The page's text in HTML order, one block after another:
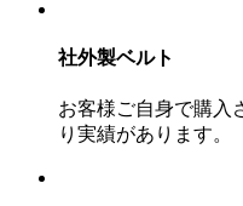
社外製ベルト
お客様ご自身で購入
り実績があります。